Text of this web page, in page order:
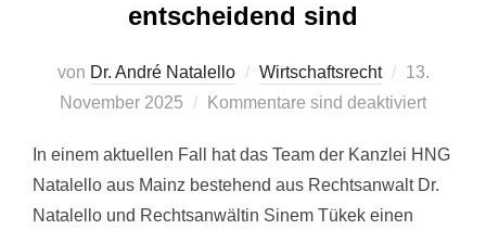
entscheidend sind
von Dr. André Natalello Wirtschaftsrecht
13.
November 2025
Kommentare sind deaktiviert
In einem aktuellen Fall hat das Team der Kanzlei HNG
Natalello aus Mainz bestehend aus Rechtsanwalt Dr.
Natalello und Rechtsanwältin Sinem Tükek einen